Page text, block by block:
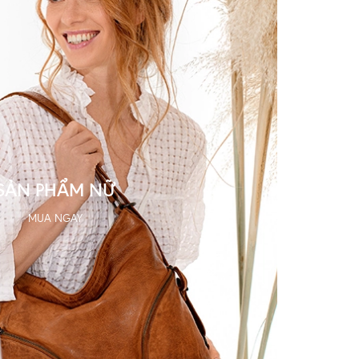
PHẨM NỮ
MUA NGAY